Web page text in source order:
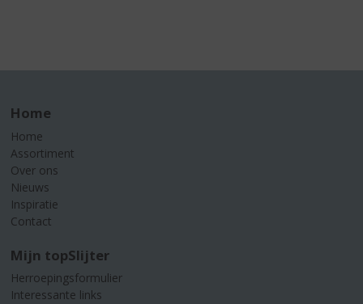
Home
Home
Assortiment
Over ons
Nieuws
Inspiratie
Contact
Mijn topSlijter
Herroepingsformulier
Interessante links